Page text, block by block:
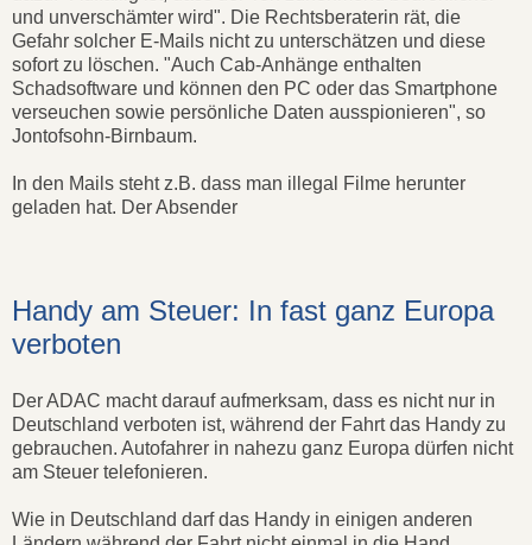
und unverschämter wird". Die Rechtsberaterin rät, die
Gefahr solcher E-Mails nicht zu unterschätzen und diese
sofort zu löschen. "Auch Cab-Anhänge enthalten
Schadsoftware und können den PC oder das Smartphone
verseuchen sowie persönliche Daten ausspionieren", so
Jontofsohn-Birnbaum.
In den Mails steht z.B. dass man illegal Filme herunter
geladen hat. Der Absender
Handy am Steuer: In fast ganz Europa
verboten
Der ADAC macht darauf aufmerksam, dass es nicht nur in
Deutschland verboten ist, während der Fahrt das Handy zu
gebrauchen. Autofahrer in nahezu ganz Europa dürfen nicht
am Steuer telefonieren.
Wie in Deutschland darf das Handy in einigen anderen